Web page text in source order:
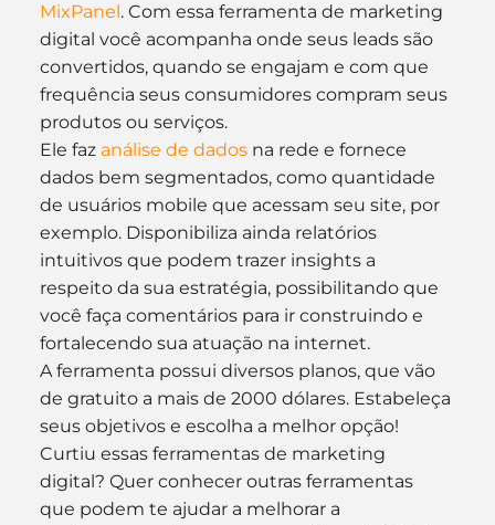
MixPanel. Com essa ferramenta de marketing
digital você acompanha onde seus leads são
convertidos, quando se engajam e com que
frequência seus consumidores compram seus
produtos ou serviços.
Ele faz análise de dados na rede e fornece
dados bem segmentados, como quantidade
de usuários mobile que acessam seu site, por
exemplo. Disponibiliza ainda relatórios
intuitivos que podem trazer insights a
respeito da sua estratégia, possibilitando que
você faça comentários para ir construindo e
fortalecendo sua atuação na internet.
A ferramenta possui diversos planos, que vão
de gratuito a mais de 2000 dólares. Estabeleça
seus objetivos e escolha a melhor opção!
Curtiu essas ferramentas de marketing
digital? Quer conhecer outras ferramentas
que podem te ajudar a melhorar a